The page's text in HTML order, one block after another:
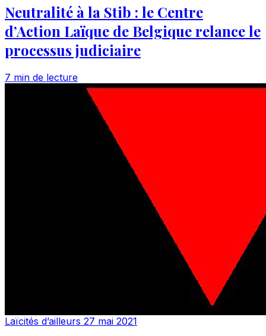
Neutralité à la Stib : le Centre
d’Action Laïque de Belgique relance le
processus judiciaire
7 min de lecture
Laïcités d’ailleurs 27 mai 2021